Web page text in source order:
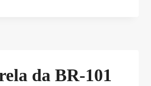
da BR-101